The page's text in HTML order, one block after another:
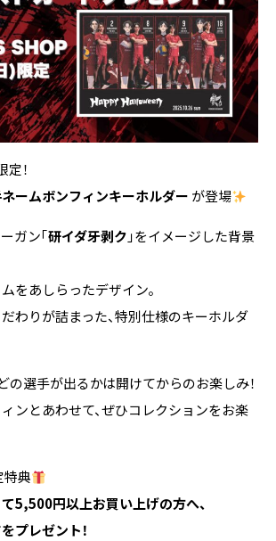
！
ームボンフィンキーホルダー が登場
ガン「研イダ牙剥ク 」をイメージした背景
をあしらったデザイン。
わりが詰まった、特別仕様のキーホルダ
の選手が出るかは開けてからのお楽しみ！
ンとあわせて、ぜひコレクションをお楽
特典
5,500円以上お買い上げの方へ、
プレゼント！